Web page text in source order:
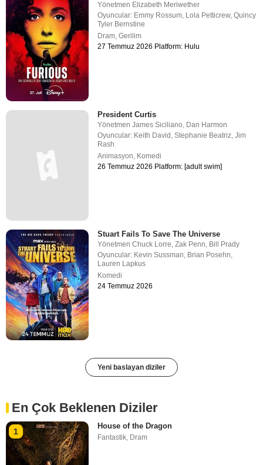
Yönetmen Elizabeth Meriwether
Oyuncular: Emmy Rossum, Lola Petticrew,Quincy
Tyler Bernstine
Dram,Gerilim
27 Temmuz 2026 Platform: Hulu
President Curtis
YönetmenJames Siciliano Dan Harmon
Oyuncular: Keith David ,Stephanie Beatriz ,Jim
Rash
Animasyon Komedi
26 Temmuz 2026 Platform: [adult swim]
Stuart Fails To Save The Universe
YönetmenChuck Lorre,Zak Penn, Bill Prady
Oyuncular: Kevin Sussman, Brian Posehn,
Lauren Lapkus
Komedi
24 Temmuz 2026
Yeni baslayan diziler
En Çok Beklenen Diziler
1
House of the Dragon
Fantastik, Dram